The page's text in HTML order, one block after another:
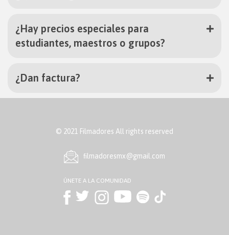
¿Hay precios especiales para
estudiantes, maestros o grupos?
¿Dan factura?
© 2021 Filmadores All rights reserved
ﬁlmadoresmx@gmail.com
ÚNETE A LA COMUNIDAD